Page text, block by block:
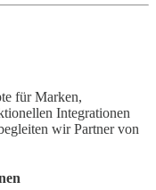
für Marken,
Integrationen
wir Partner von